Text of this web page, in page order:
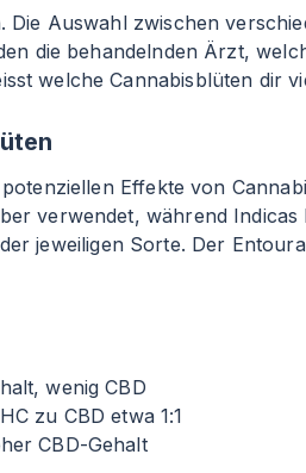
Auswahl zwischen
die behandelnden Ärzt,
welche Cannabisblüten dir
Effekte von
verwendet, während
der jeweiligen Sorte. Der
wenig CBD
zu CBD etwa 1:1
CBD-Gehalt